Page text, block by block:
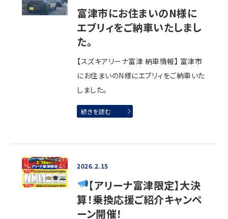
富津市にお住まいのN様に
エブリィをご納車いたしまし
た。
【スズキアリーナ富津 納車情報】 富津市
にお住まいのN様にエブリィをご納車いた
しました。
続きを読む
2026.2.15
【アリーナ富津限定】大決
算！乗換応援ご紹介キャンペ
ーン開催！